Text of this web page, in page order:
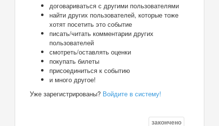
договариваться с другими пользователями
найти других пользователей, которые тоже
хотят посетить это событие
писать/читать комментарии других
пользователей
смотреть/оставлять оценки
покупать билеты
присоединиться к событию
и много другое!
Уже зарегистрированы? Войдите в систему!
закончено